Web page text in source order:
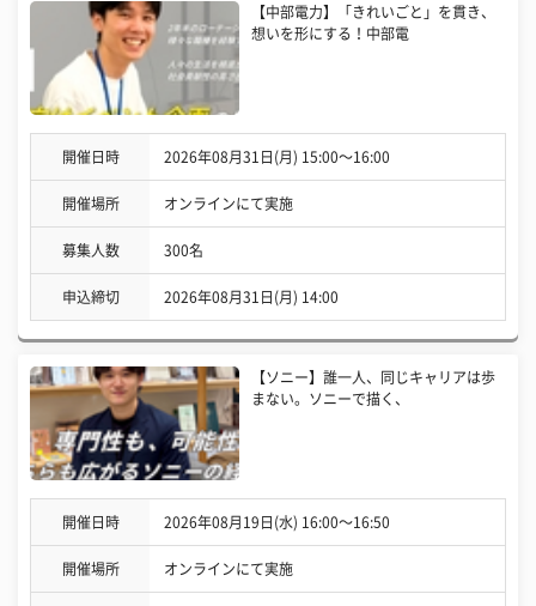
【中部電力】「きれいごと」を貫き、
想いを形にする！中部電
開催日時 2026年08月31日(月) 15:00〜16:00
開催場所 オンラインにて実施
募集人数 300名
申込締切 2026年08月31日(月) 14:00
【ソニー】誰一人、同じキャリアは歩
まない。ソニーで描く、
開催日時 2026年08月19日(水) 16:00〜16:50
開催場所 オンラインにて実施